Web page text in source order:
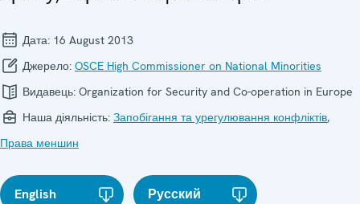
Дата: 16 August 2013
Джерело: OSCE High Commissioner on National Minorities
Видавець: Organization for Security and Co-operation in Europe
Наша діяльність: Запобігання та урегулювання конфліктів,
Права меншин
English Русский